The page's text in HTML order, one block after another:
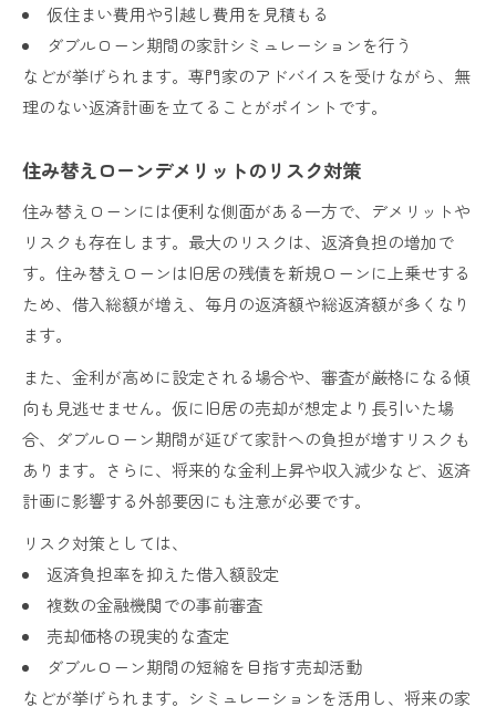
仮住まい費用や引越し費用を見積もる
ダブルローン期間の家計シミュレーションを行う
などが挙げられます。専門家のアドバイスを受けながら、無
理のない返済計画を立てることがポイントです。
住み替えローンデメリットのリスク対策
住み替えローンには便利な側面がある一方で、デメリットや
リスクも存在します。最大のリスクは、返済負担の増加で
す。住み替えローンは旧居の残債を新規ローンに上乗せする
ため、借入総額が増え、毎月の返済額や総返済額が多くなり
ます。
また、金利が高めに設定される場合や、審査が厳格になる傾
向も見逃せません。仮に旧居の売却が想定より長引いた場
合、ダブルローン期間が延びて家計への負担が増すリスクも
あります。さらに、将来的な金利上昇や収入減少など、返済
計画に影響する外部要因にも注意が必要です。
リスク対策としては、
返済負担率を抑えた借入額設定
複数の金融機関での事前審査
売却価格の現実的な査定
ダブルローン期間の短縮を目指す売却活動
などが挙げられます。シミュレーションを活用し、将来の家